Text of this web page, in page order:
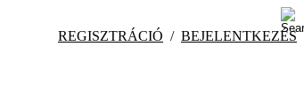
REGISZTRÁCIÓ BEJELENTKEZÉS